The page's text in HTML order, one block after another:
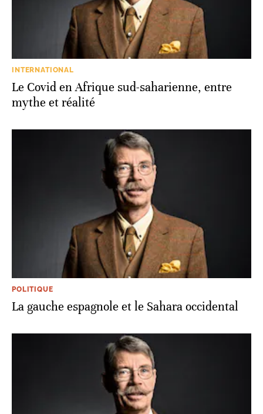
INTERNATIONAL
Le Covid en Afrique sud-saharienne, entre
mythe et réalité
POLITIQUE
La gauche espagnole et le Sahara occidental